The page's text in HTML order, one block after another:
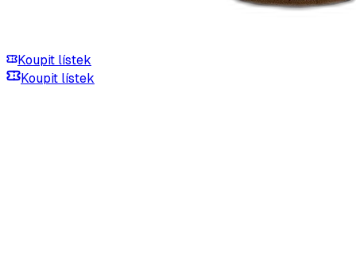
Koupit lístek
Koupit lístek